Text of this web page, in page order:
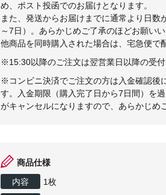
め、ポスト投函でのお届けとなります。
また、発送からお届けまでに通常より日数
～7日）。あらかじめご了承のほどお願いい
他商品を同時購入された場合は、宅急便で
※15:30以降のご注文は翌営業日以降の受付
※コンビニ決済でご注文の方は入金確認後
す。入金期限（購入完了日から7日間）を
がキャンセルになりますので、あらかじめ
商品仕様
内容
1枚